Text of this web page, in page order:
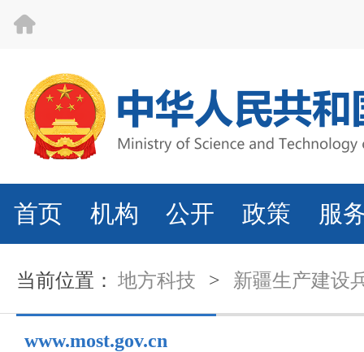
首页 机构 公开 政策 服
当前位置： 地方科技 > 新疆生产建设
www.most.gov.cn